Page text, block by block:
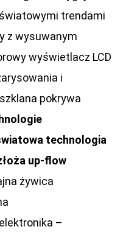
trendami
z wysuwanym
wyświetlacz LCD
i
pokrywa
technologia
up-flow
żywica
–